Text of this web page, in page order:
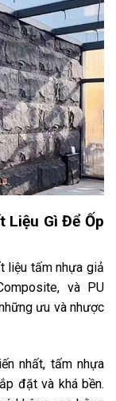
Liệu Gì Để Ốp
liệu tấm nhựa giả
và PU
ưu và nhược
nhất, tấm nhựa
đặt và khá bền.